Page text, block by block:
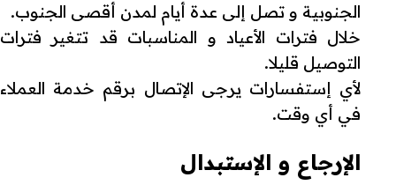
الجنوبية و تصل إلى عدة أيام لمدن أقصى الجنوب.
خلال فترات الأعياد و المناسبات قد تتغير فترات
التوصيل قليلا.
لأي إستفسارات يرجى الإتصال برقم خدمة العملاء
في أي وقت.
الإرجاع و الإستبدال